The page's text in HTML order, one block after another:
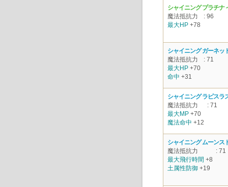
シャイニング プラチナ
魔法抵抗力
: 96
最大HP +78
シャイニング ガーネッ
魔法抵抗力
: 71
最大HP +70
命中 +31
シャイニング ラピスラ
魔法抵抗力
: 71
最大MP +70
魔法命中 +12
シャイニング ムーンス
魔法抵抗力
: 71
最大飛行時間 +8
土属性防御 +19